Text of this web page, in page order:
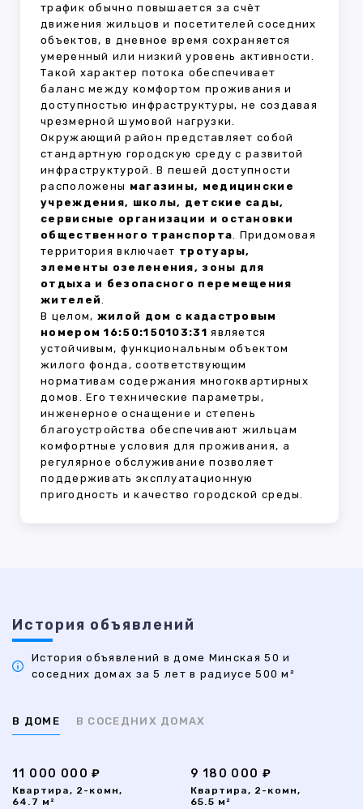
трафик обычно повышается за счёт
движения жильцов и посетителей соседних
объектов, в дневное время сохраняется
умеренный или низкий уровень активности.
Такой характер потока обеспечивает
баланс между комфортом проживания и
доступностью инфраструктуры, не создавая
чрезмерной шумовой нагрузки.
Окружающий район представляет собой
стандартную городскую среду с развитой
инфраструктурой. В пешей доступности
расположены магазины, медицинские
учреждения, школы, детские сады,
сервисные организации и остановки
общественного транспорта. Придомовая
территория включает тротуары,
элементы озеленения, зоны для
отдыха и безопасного перемещения
жителей.
В целом, жилой дом с кадастровым
номером 16:50:150103:31 является
устойчивым, функциональным объектом
жилого фонда, соответствующим
нормативам содержания многоквартирных
домов. Его технические параметры,
инженерное оснащение и степень
благоустройства обеспечивают жильцам
комфортные условия для проживания, а
регулярное обслуживание позволяет
поддерживать эксплуатационную
пригодность и качество городской среды.
История объявлений
История объявлений в доме Минская 50 и
соседних домах за 5 лет в радиусе 500 м²
В ДОМЕ В СОСЕДНИХ ДОМАХ
11 000 000 ₽
Квартира, 2-комн,
64.7 м²
9 180 000 ₽
Квартира, 2-комн,
65.5 м²